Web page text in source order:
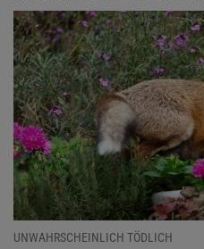
UNWAHRSCHEINLICH TÖDLICH